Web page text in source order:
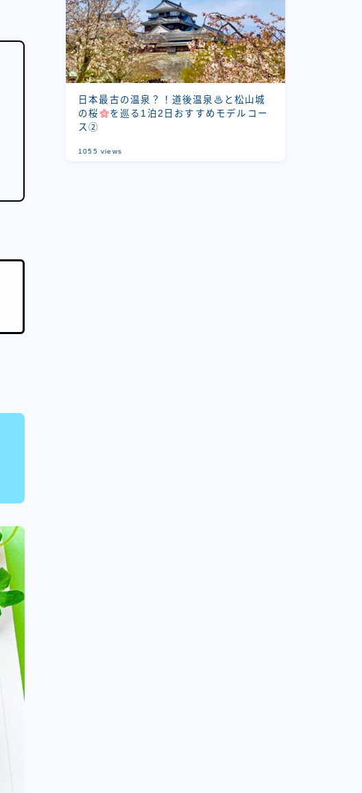
日本最古の温泉？！道後温泉♨と松山城
の桜
を巡る1泊2日おすすめモデルコー
ス②
1055 views